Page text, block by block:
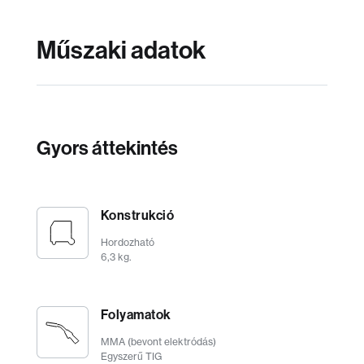
Műszaki adatok
Gyors áttekintés
Konstrukció
Hordozható
6,3 kg.
Folyamatok
MMA (bevont elektródás)
Egyszerű TIG